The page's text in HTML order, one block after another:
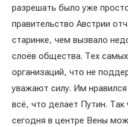
разрешать было уже
правительство Австрии
старинке, чем вызвало
слоёв общества. Тех
организаций, что не
уважают силу. Им
всё, что делает Путин.
сегодня в центре Вены